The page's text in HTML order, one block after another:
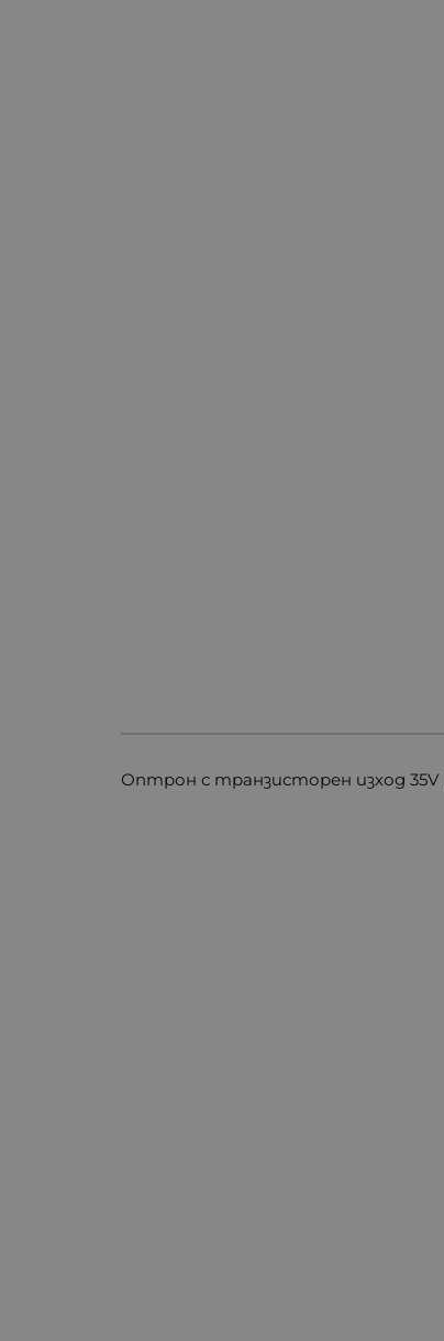
Оптрон с транзисторен изход 35V